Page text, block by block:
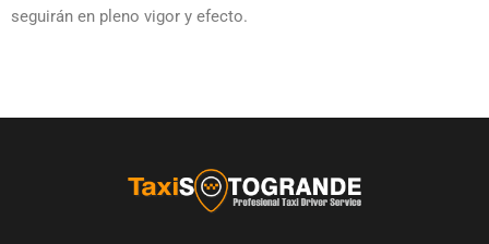
seguirán en pleno vigor y efecto.